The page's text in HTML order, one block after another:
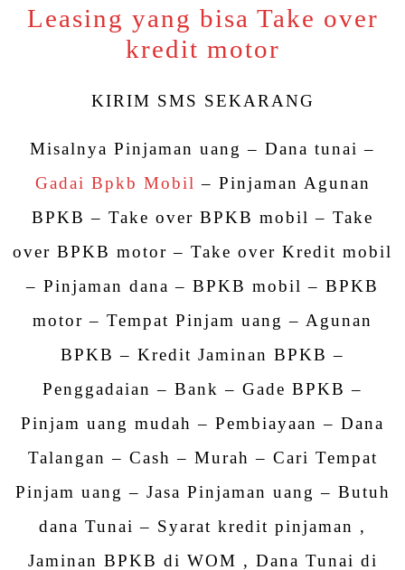
Leasing yang bisa Take over
kredit motor
KIRIM SMS SEKARANG
Misalnya Pinjaman uang – Dana tunai –
Gadai Bpkb Mobil – Pinjaman Agunan
BPKB – Take over BPKB mobil – Take
over BPKB motor – Take over Kredit mobil
– Pinjaman dana – BPKB mobil – BPKB
motor – Tempat Pinjam uang – Agunan
BPKB – Kredit Jaminan BPKB –
Penggadaian – Bank – Gade BPKB –
Pinjam uang mudah – Pembiayaan – Dana
Talangan – Cash – Murah – Cari Tempat
Pinjam uang – Jasa Pinjaman uang – Butuh
dana Tunai – Syarat kredit pinjaman ,
Jaminan BPKB di WOM , Dana Tunai di